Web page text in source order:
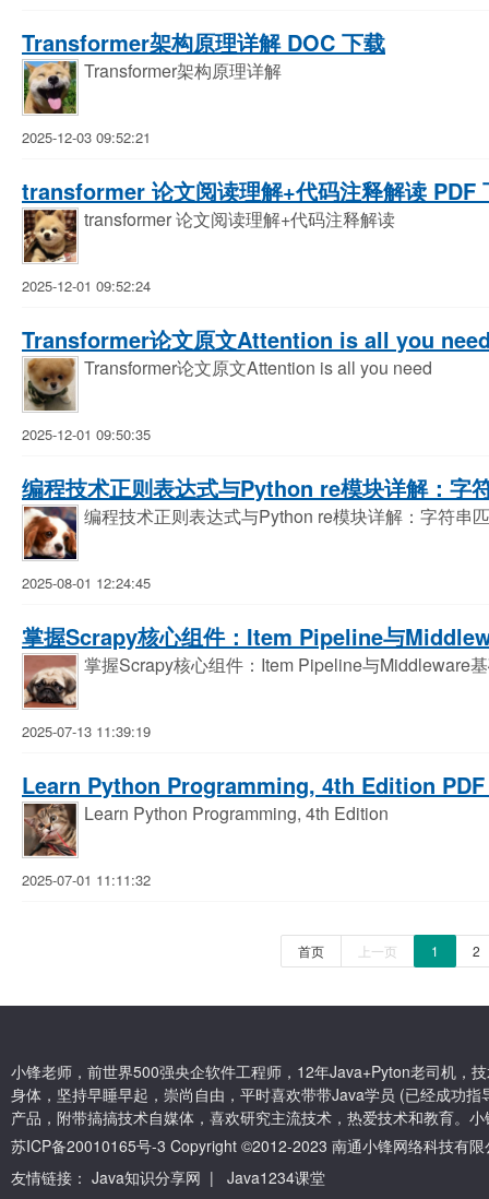
Transformer架构原理详解 DOC 下载
Transformer架构原理详解
2025-12-03 09:52:21
transformer 论文阅读理解+代码注释解读 PDF
transformer 论文阅读理解+代码注释解读
2025-12-01 09:52:24
Transformer论文原文Attention is all you
Transformer论文原文Attention is all you need
2025-12-01 09:50:35
编程技术正则表达式与Python re模块详解：字
编程技术正则表达式与Python re模块详解：字符串
2025-08-01 12:24:45
掌握Scrapy核心组件：Item Pipeline与
掌握Scrapy核心组件：Item Pipeline与Middleware
2025-07-13 11:39:19
Learn Python Programming, 4th Edition PDF
Learn Python Programming, 4th Edition
2025-07-01 11:11:32
首页 上一页 1 2
小锋老师，前世界500强央企软件工程师，12年Java+Pyton老司机，
身体，坚持早睡早起，崇尚自由，平时喜欢带带Java学员 (已经成功
产品，附带搞搞技术自媒体，喜欢研究主流技术，热爱技术和教育。
苏ICP备20010165号-3 Copyright ©2012-2023 南通小锋网络科技有限
友情链接： Java知识分享网 |
Java1234课堂